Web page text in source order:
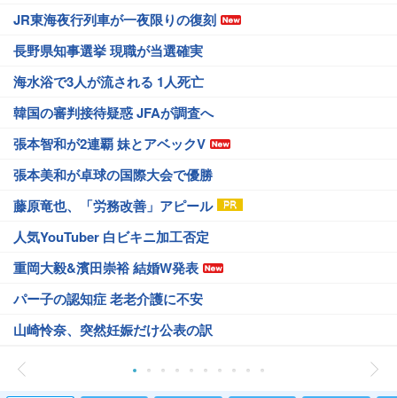
JR東海夜行列車が一夜限りの復刻
長野県知事選挙 現職が当選確実
海水浴で3人が流される 1人死亡
韓国の審判接待疑惑 JFAが調査へ
張本智和が2連覇 妹とアベックV
張本美和が卓球の国際大会で優勝
藤原竜也、「労務改善」アピール
人気YouTuber 白ビキニ加工否定
重岡大毅&濱田崇裕 結婚W発表
パー子の認知症 老老介護に不安
山崎怜奈、突然妊娠だけ公表の訳